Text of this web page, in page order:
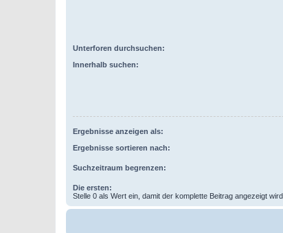
Unterforen durchsuchen:
Innerhalb suchen:
Ergebnisse anzeigen als:
Ergebnisse sortieren nach:
Suchzeitraum begrenzen:
Die ersten:
Stelle 0 als Wert ein, damit der komplette Beitrag angezeigt wird.